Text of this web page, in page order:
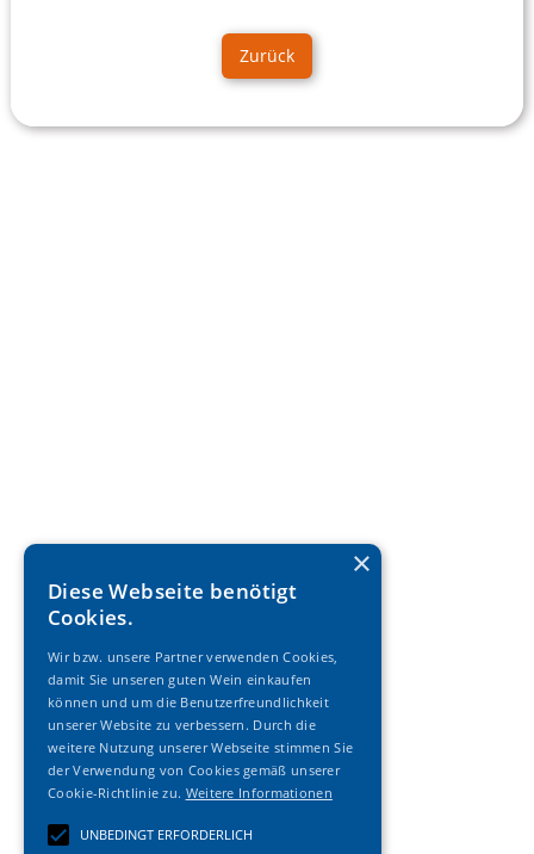
Zurück
Diese Webseite benötigt
Cookies.
Wir bzw. unsere Partner verwenden Cookies,
damit Sie unseren guten Wein einkaufen
können und um die Benutzerfreundlichkeit
unserer Website zu verbessern. Durch die
weitere Nutzung unserer Webseite stimmen Sie
der Verwendung von Cookies gemäß unserer
Cookie-Richtlinie zu. Weitere Informationen
UNBEDINGT ERFORDERLICH
×